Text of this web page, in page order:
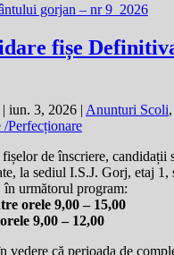
gorjan – nr 9_2026
fișe
| iun. 3, 2026 | Anunturi Scoli,
/Perfecționare
de înscriere, candidații
la sediul I.S.J. Gorj, etaj 1,
următorul program:
orele 9,00 – 15,00
9,00 – 12,00
că perioada de